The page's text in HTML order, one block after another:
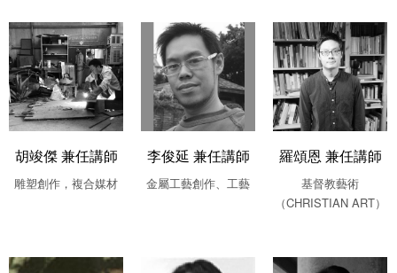
胡竣傑 兼任講師
雕塑創作，複合媒材
李俊延 兼任講師
金屬工藝創作、工藝
羅頌恩 兼任講師
基督教藝術
（CHRISTIAN ART）